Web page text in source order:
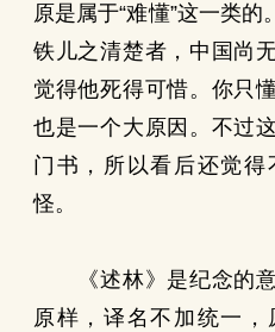
原是属于“难懂”这一类
铁儿之清楚者，中国尚
觉得他死得可惜。你只
也是一个大原因。不过
门书，所以看后还觉得
怪。
《述林》是纪念的意
原样，译名不加统一